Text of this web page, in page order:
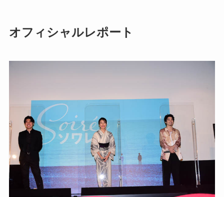
オフィシャルレポート